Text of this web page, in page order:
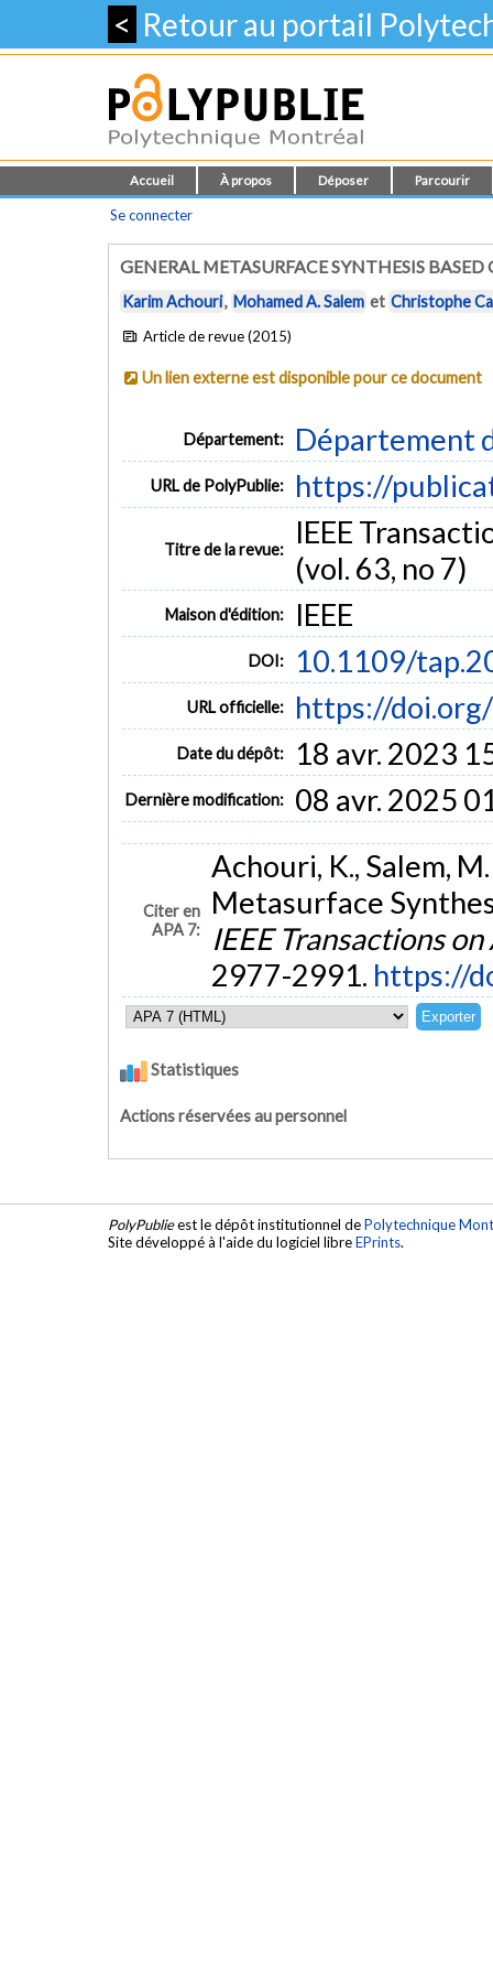
< Retour au portail
Accueil À propos Déposer Parcourir
Se connecter
GENERAL METASURFACE SYNTHESIS
Karim Achouri, Mohamed A. Salem et Christophe
Article de revue (2015)
Un lien externe est disponible pour ce document
Département: Département
URL de PolyPublie: https://
Titre de la revue:
IEEE
(vol. 63, no 7)
Maison d'édition: IEEE
DOI: 10.1109/
URL officielle: https://
Date du dépôt: 18 avr. 2023
Dernière modification: 08 avr. 2025
Citer en
APA 7:
Achouri, K., Salem,
Metasurface
IEEE Transactions
2977-2991. https://
Statistiques
Actions réservées au personnel
PolyPublieest le dépôt institutionnel dePolytechnique
Site développé à l'aide du logiciel libreEPrints.